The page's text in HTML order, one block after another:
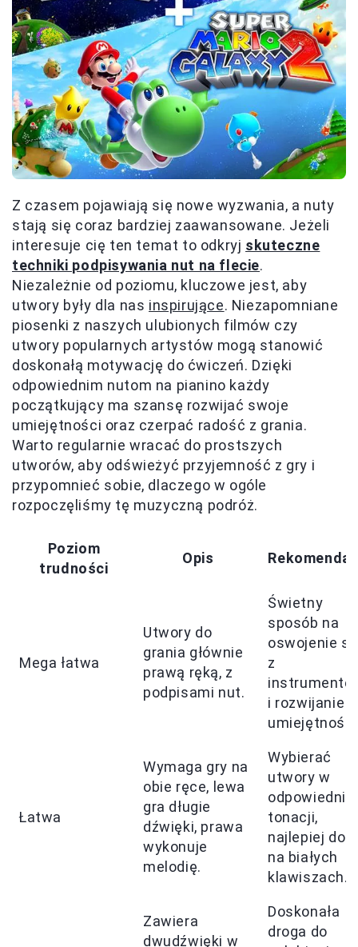
Z czasem pojawiają się nowe wyzwania, a nuty
stają się coraz bardziej zaawansowane. Jeżeli
interesuje cię ten temat to odkryj skuteczne
techniki podpisywania nut na flecie.
Niezależnie od poziomu, kluczowe jest, aby
utwory były dla nas inspirujące. Niezapomniane
piosenki z naszych ulubionych filmów czy
utwory popularnych artystów mogą stanowić
doskonałą motywację do ćwiczeń. Dzięki
odpowiednim nutom na pianino każdy
początkujący ma szansę rozwijać swoje
umiejętności oraz czerpać radość z grania.
Warto regularnie wracać do prostszych
utworów, aby odświeżyć przyjemność z gry i
przypomnieć sobie, dlaczego w ogóle
rozpoczęliśmy tę muzyczną podróż.
Poziom
trudności
Opis
Mega łatwa
Utwory do
grania głównie
prawą ręką, z
podpisami nut.
Świetny
sposób na
oswojenie
z
i rozwijanie
Łatwa
Wymaga gry na
obie ręce, lewa
gra długie
dźwięki, prawa
wykonuje
melodię.
Wybierać
utwory w
odpowiedniej
tonacji,
najlepiej do
na białych
klawiszach.
Zawiera
dwudźwięki w
Doskonała
droga do